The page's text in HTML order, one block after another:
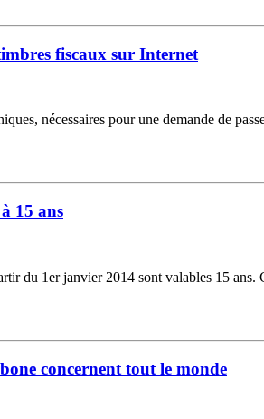
fiscaux sur Internet
nécessaires pour une demande de
15 ans
du 1er janvier 2014 sont valables 15
concernent tout le monde